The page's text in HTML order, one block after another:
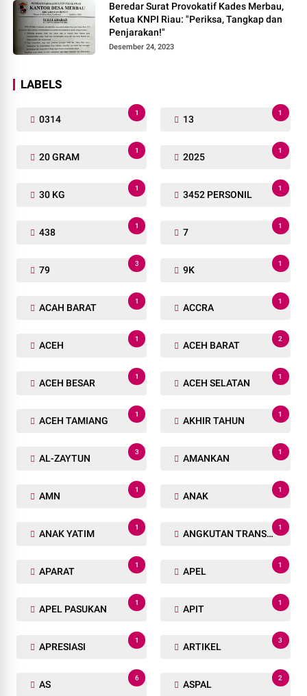
Beredar Surat Provokatif Kades Merbau,
Ketua KNPI Riau: "Periksa, Tangkap dan
Penjarakan!"
Desember 24, 2023
LABELS
0314
1
13
1
20 GRAM
1
2025
1
30 KG
1
3452 PERSONIL
1
438
1
7
1
79
3
9K
1
ACAH BARAT
1
ACCRA
1
ACEH
1
ACEH BARAT
2
ACEH BESAR
1
ACEH SELATAN
1
ACEH TAMIANG
1
AKHIR TAHUN
1
AL-ZAYTUN
3
AMANKAN
1
AMN
1
ANAK
1
ANAK YATIM
1
ANGKUTAN TRANSPORTASI
1
APARAT
1
APEL
1
APEL PASUKAN
1
APIT
1
APRESIASI
1
ARTIKEL
3
AS
6
ASPAL
2